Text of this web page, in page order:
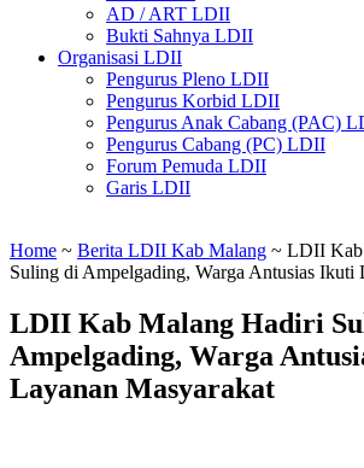
AD / ART LDII
Bukti Sahnya LDII
Organisasi LDII
Pengurus Pleno LDII
Pengurus Korbid LDII
Pengurus Anak Cabang (PAC)
Pengurus Cabang (PC) LDII
Forum Pemuda LDII
Garis LDII
Home ~ Berita LDII Kab Malang ~ LDII Kab
Suling di Ampelgading, Warga Antusias Ikuti
LDII Kab Malang Hadiri
Ampelgading, Warga
Layanan Masyarakat